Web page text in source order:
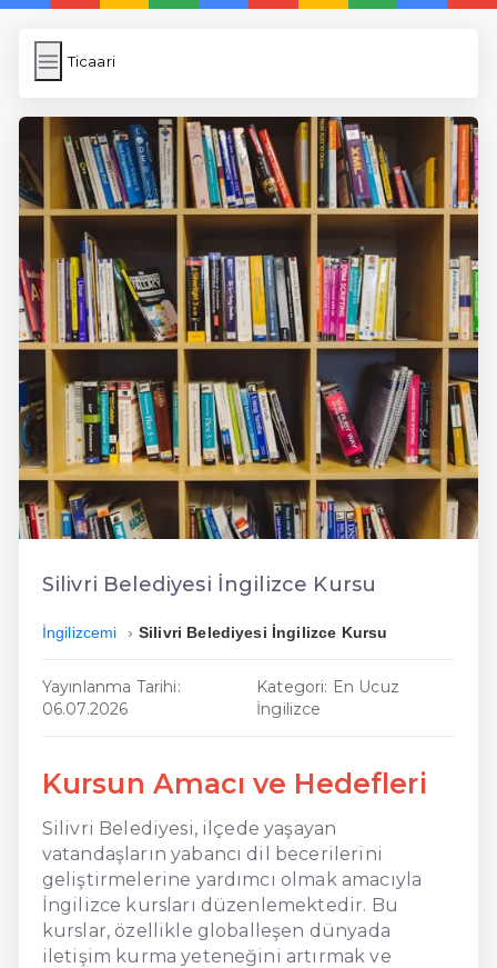
Ticaari
Ticaari
Subir Imagen
Wordpress Cache
Anasayfa
5 Günde İngilizce
İngilizce
Dil Eğitimi
En Hızlı İngilizce
En Kolay İngilizce
En Ucuz İngilizce
En Uygun İngilizce
Hızlı İngilizce
Silivri Belediyesi İngilizce Kursu
İngilizcemi Silivri Belediyesi İngilizce Kursu
Yayınlanma Tarihi:
06.07.2026
Kategori: En Ucuz
İngilizce
Kursun Amacı ve Hedefleri
Silivri Belediyesi, ilçede yaşayan
vatandaşların yabancı dil becerilerini
geliştirmelerine yardımcı olmak amacıyla
İngilizce kursları düzenlemektedir. Bu
kurslar, özellikle globalleşen dünyada
iletişim kurma yeteneğini artırmak ve